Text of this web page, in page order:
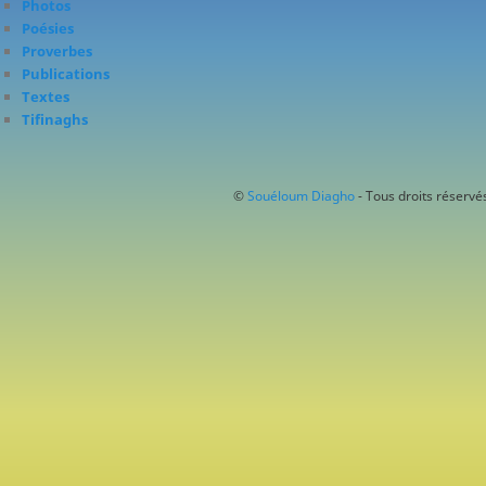
Photos
Poésies
Proverbes
Publications
Textes
Tifinaghs
© Souéloum Diagho- Tous droits